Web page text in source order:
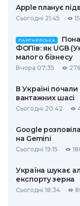
Apple планує
Сьогодні 21:45 15
ПАРТНЕРСЬКА
ФОПів: як UGB
малого бізнесу
Вчора 07:35
В Україні
вантажних шасі
Сьогодні 20:42
Google
на Gemini
Сьогодні 19:15
Україна шукає
експорту зерна
Сьогодні 18:34